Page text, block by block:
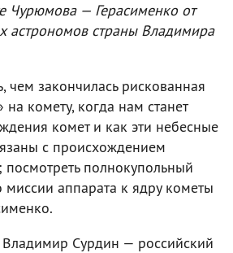
Чурюмова — Герасименко от
астрономов страны Владимира
чем закончилась рискованная
на комету, когда нам станет
комет и как эти небесные
с происхождением
полнокупольный
миссии аппарата к ядру кометы
Сурдин — российский